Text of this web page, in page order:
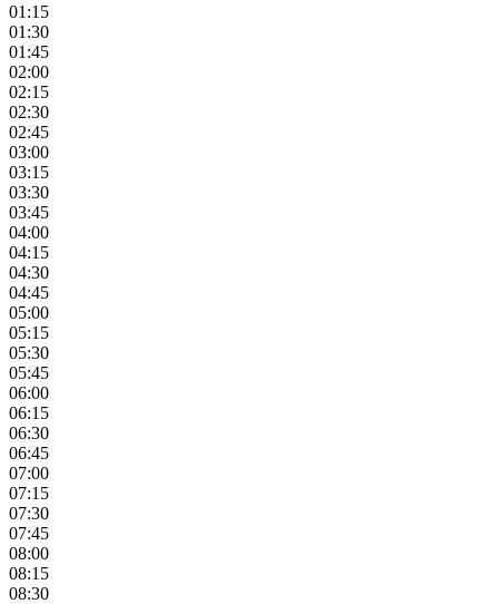
01:15
01:30
01:45
02:00
02:15
02:30
02:45
03:00
03:15
03:30
03:45
04:00
04:15
04:30
04:45
05:00
05:15
05:30
05:45
06:00
06:15
06:30
06:45
07:00
07:15
07:30
07:45
08:00
08:15
08:30